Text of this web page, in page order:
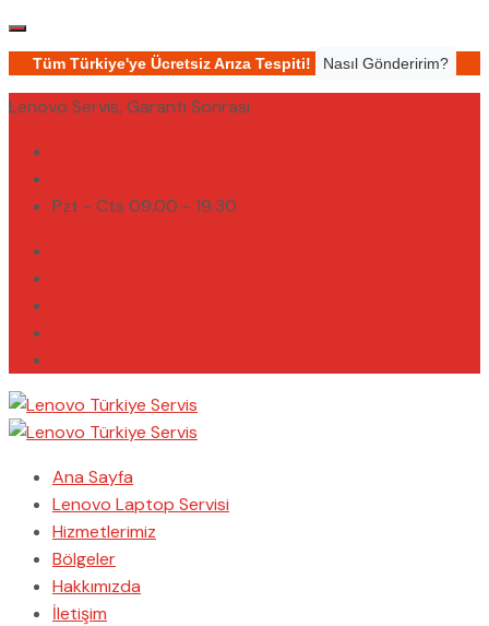
Tüm Türkiye'ye Ücretsiz Arıza Tespiti! Nasıl Gönderirim?
Lenovo Servis, Garanti Sonrası
Pzt - Cts 09.00 - 19.30
Ana Sayfa
Lenovo Laptop Servisi
Hizmetlerimiz
Bölgeler
Hakkımızda
İletişim